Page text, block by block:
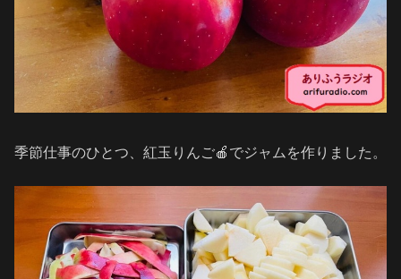
季節仕事のひとつ、紅玉りんご🍎でジャムを作りました。